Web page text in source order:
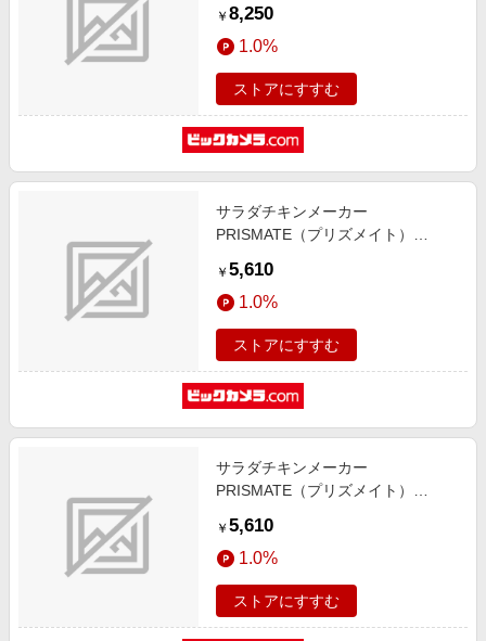
￥ 8,250
1.0%
ストアにすすむ
サラダチキンメーカー
PRISMATE（プリズメイト）
￥ 5,610
1.0%
ストアにすすむ
サラダチキンメーカー
PRISMATE（プリズメイト）
￥ 5,610
1.0%
ストアにすすむ